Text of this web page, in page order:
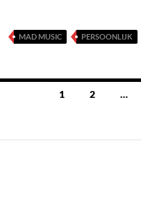
MAD MUSIC PERSOONLIJK
Berichten
1 2 …